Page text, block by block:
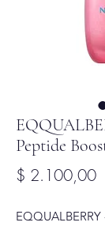
Peptide
$ 2.100,00